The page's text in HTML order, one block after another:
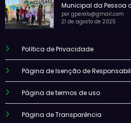
Municipal da Pessoa
por gperelo@gmail.com
21 de agosto de 2025
Política de Privacidade
Página de Isenção de
Página de termos de uso
Página de Transparência